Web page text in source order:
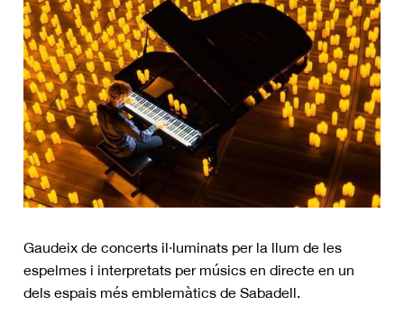
Gaudeix de concerts il·luminats per la llum de les
espelmes i interpretats per músics en directe en un
dels espais més emblemàtics de Sabadell.